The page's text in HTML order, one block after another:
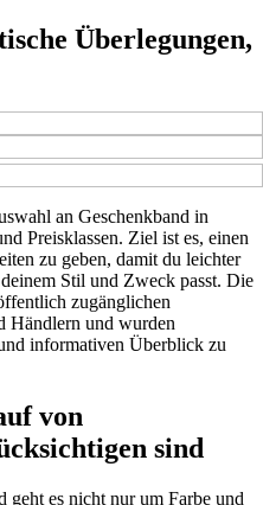
Überlegungen,
an Geschenkband in
Preisklassen. Ziel ist es, einen
zu geben, damit du leichter
Stil und Zweck passt. Die
zugänglichen
Händlern und wurden
informativen Überblick zu
von
sind
es nicht nur um Farbe und